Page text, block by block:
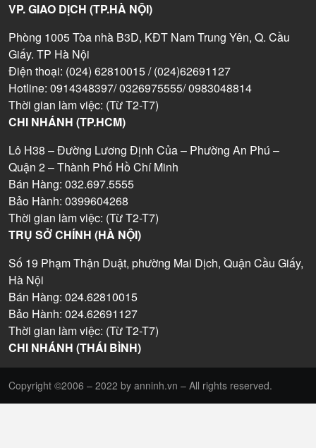
VP. GIAO DỊCH (TP.HÀ NỘI)
Phòng 1005 Tòa nhà B3D, KĐT Nam Trung Yên, Q. Cầu
Giấy. TP Hà Nội
Điện thoại: (024) 62810015 / (024)62691127
Hotline: 0914348397/ 0326975555/ 0983048814
Thời gian làm việc: (Từ T2-T7)
CHI NHÁNH (TP.HCM)
Lô H38 – Đường Lương Định Của – Phường An Phú –
Quận 2 – Thành Phố Hồ Chí Minh
Bán Hàng: 032.697.5555
Bảo Hành: 0399604268
Thời gian làm việc: (Từ T2-T7)
TRỤ SỞ CHÍNH (HÀ NỘI)
Số 19 Phạm Thận Duật, phường Mai Dịch, Quận Cầu Giấy,
Hà Nội
Bán Hàng: 024.62810015
Bảo Hành: 024.62691127
Thời gian làm việc: (Từ T2-T7)
CHI NHÁNH (THÁI BÌNH)
Copyright ©2006 – 2022 by anninh.vn – All rights reserved.